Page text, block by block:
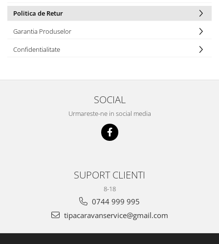
Politica de Retur
Garantia Produselor
Confidentialitate
SOCIAL
Urmareste-ne in social media
SUPORT CLIENTI
8-18
0744 999 995
tipacaravanservice@gmail.com